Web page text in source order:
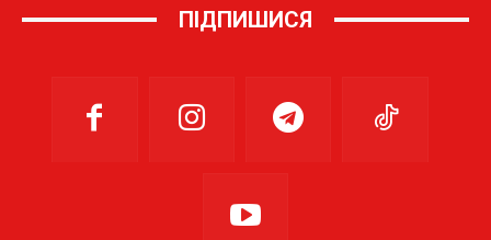
ПІДПИШИСЯ